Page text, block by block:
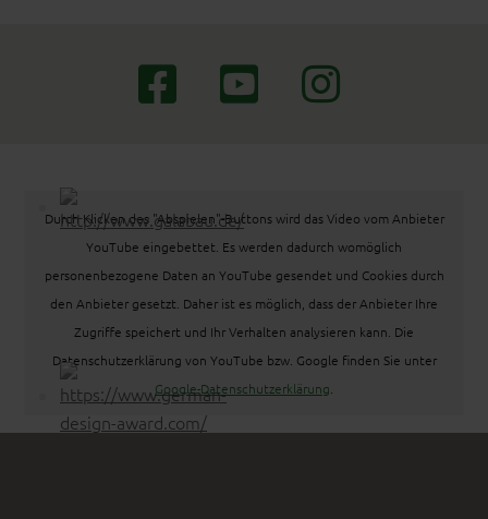
Durch Klicken des "Abspielen"-Buttons wird das Video vom Anbieter
YouTube eingebettet. Es werden dadurch womöglich
personenbezogene Daten an YouTube gesendet und Cookies durch
den Anbieter gesetzt. Daher ist es möglich, dass der Anbieter Ihre
Zugriffe speichert und Ihr Verhalten analysieren kann. Die
Datenschutzerklärung von YouTube bzw. Google finden Sie unter
Google-Datenschutzerklärung